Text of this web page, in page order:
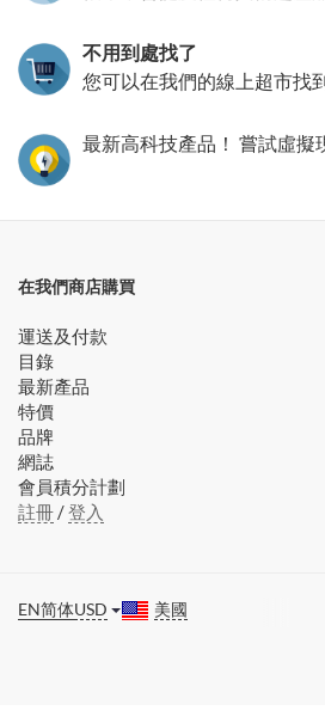
不用到處找了
您可以在我們的線上超市找
最新高科技產品！ 嘗試虛
在我們商店購買
運送及付款
目錄
最新產品
特價
品牌
網誌
會員積分計劃
註冊/登入
EN简体USD 美國